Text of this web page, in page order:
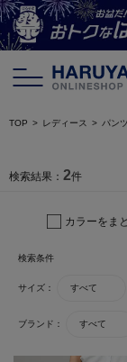
TOP レディース パンツ
検索結果： 2件
カラーをま
検索条件
サイズ： すべて
ブランド： すべて